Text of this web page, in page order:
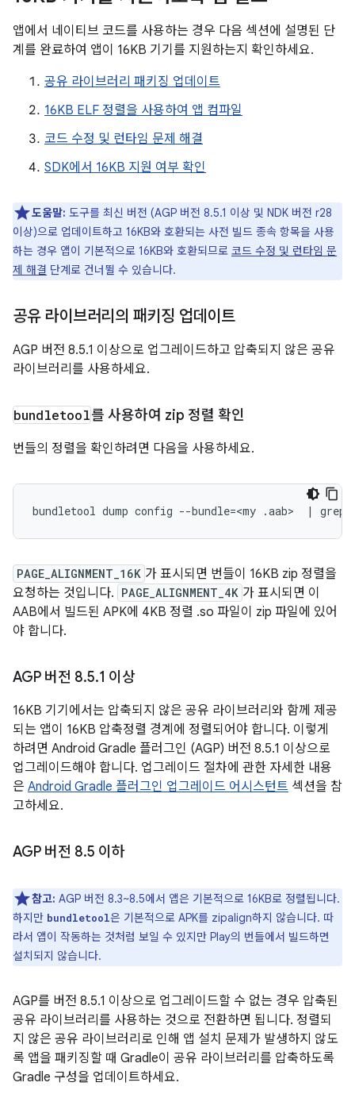
앱에서 네이티브 코드를 사용하는 경우 다음 섹션에 설명된 단
계를 완료하여 앱이 16KB 기기를 지원하는지 확인하세요.
공유 라이브러리 패키징 업데이트
16KB ELF 정렬을 사용하여 앱 컴파일
코드 수정 및 런타임 문제 해결
SDK에서 16KB 지원 여부 확인
도움말: 도구를 최신 버전 (AGP 버전 8.5.1 이상 및 NDK 버전 r28
이상)으로 업데이트하고 16KB와 호환되는 사전 빌드 종속 항목을 사용
하는 경우 앱이 기본적으로 16KB와 호환되므로 코드 수정 및 런타임 문
제 해결 단계로 건너뛸 수 있습니다.
공유 라이브러리의 패키징 업데이트
AGP 버전 8.5.1 이상으로 업그레이드하고 압축되지 않은 공유
라이브러리를 사용하세요.
bundletool를 사용하여 zip 정렬 확인
번들의 정렬을 확인하려면 다음을 사용하세요.
bundletool dump config --bundle=<my .aab> | grep
PAGE_ALIGNMENT_16K 가 표시되면 번들이 16KB zip 정렬을
요청하는 것입니다. PAGE_ALIGNMENT_4K 가 표시되면 이
AAB에서 빌드된 APK에 4KB 정렬 .so 파일이 zip 파일에 있어
야 합니다.
AGP 버전 8.5.1 이상
16KB 기기에서는 압축되지 않은 공유 라이브러리와 함께 제공
되는 앱이 16KB 압축정렬 경계에 정렬되어야 합니다. 이렇게
하려면 Android Gradle 플러그인 (AGP) 버전 8.5.1 이상으로
업그레이드해야 합니다. 업그레이드 절차에 관한 자세한 내용
은 Android Gradle 플러그인 업그레이드 어시스턴트 섹션을 참
고하세요.
AGP 버전 8.5 이하
참고: AGP 버전 8.3~8.5에서 앱은 기본적으로 16KB로 정렬됩니다.
하지만 bundletool은 기본적으로 APK를 zipalign하지 않습니다. 따
라서 앱이 작동하는 것처럼 보일 수 있지만 Play의 번들에서 빌드하면
설치되지 않습니다.
AGP를 버전 8.5.1 이상으로 업그레이드할 수 없는 경우 압축된
공유 라이브러리를 사용하는 것으로 전환하면 됩니다. 정렬되
지 않은 공유 라이브러리로 인해 앱 설치 문제가 발생하지 않도
록 앱을 패키징할 때 Gradle이 공유 라이브러리를 압축하도록
Gradle 구성을 업데이트하세요.